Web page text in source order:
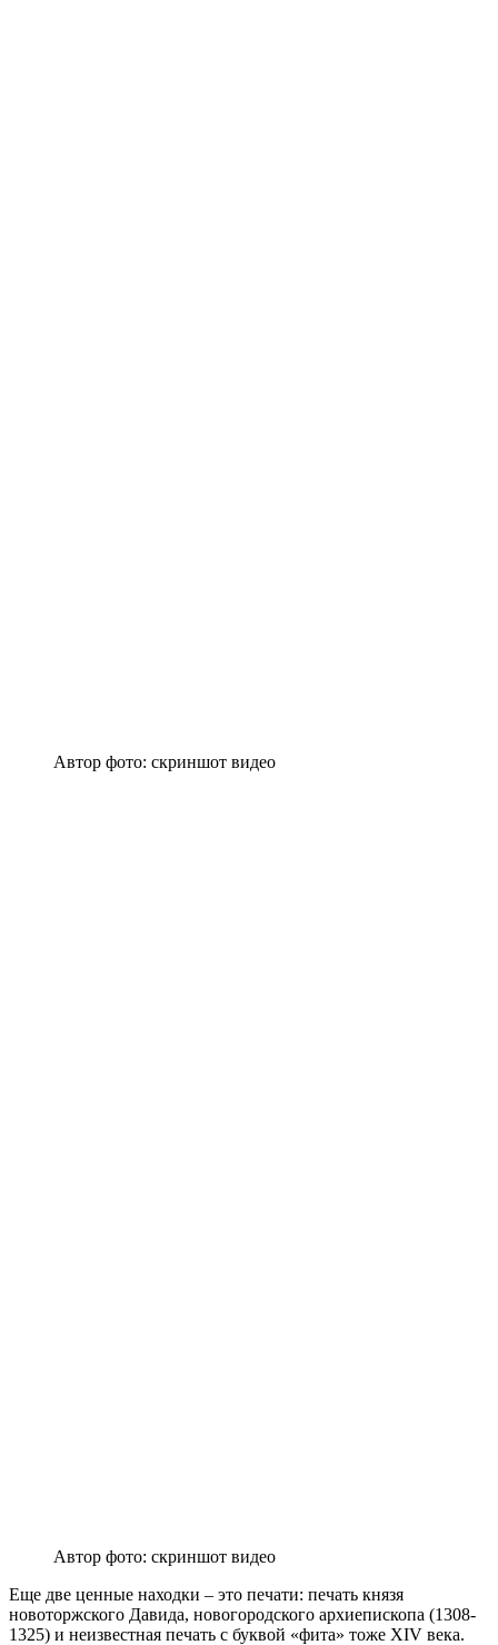
Автор фото: скриншот видео
Автор фото: скриншот видео
Еще две ценные находки – это печати: печать князя
новоторжского Давида, новогородского архиепископа (1308-
1325) и неизвестная печать с буквой «фита» тоже XIV века.